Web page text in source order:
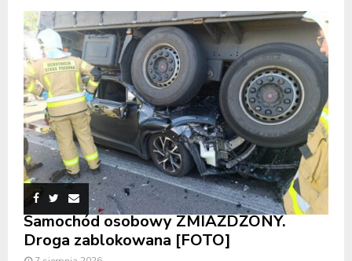
Samochód osobowy ZMIAŻDŻONY.
Droga zablokowana [FOTO]